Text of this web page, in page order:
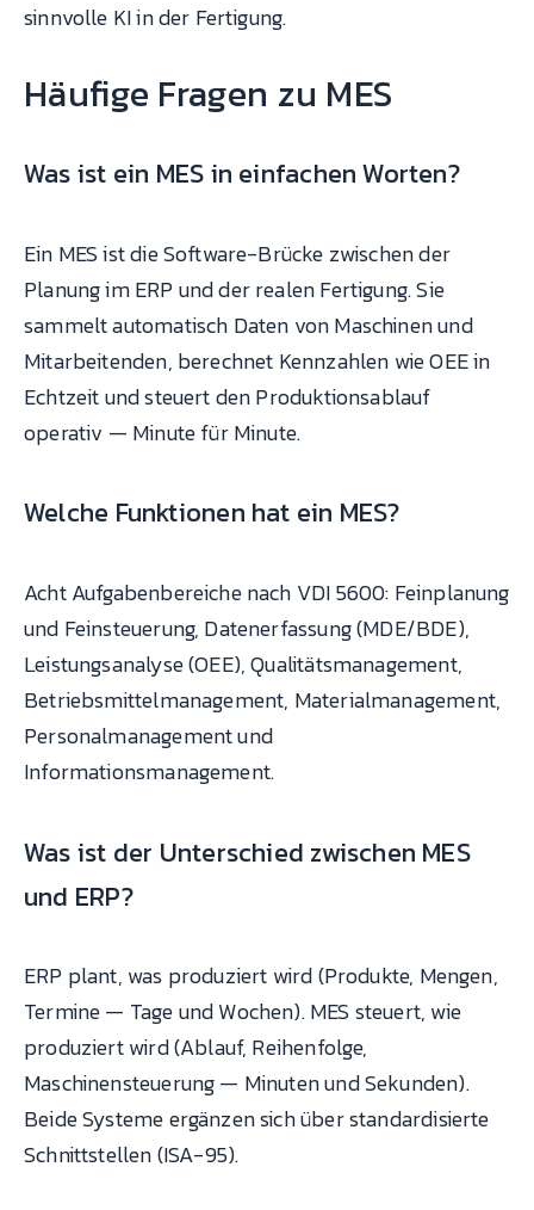
sinnvolle KI in der Fertigung.
Häufige Fragen zu MES
Was ist ein MES in einfachen Worten?
Ein MES ist die Software-Brücke zwischen der
Planung im ERP und der realen Fertigung. Sie
sammelt automatisch Daten von Maschinen und
Mitarbeitenden, berechnet Kennzahlen wie OEE in
Echtzeit und steuert den Produktionsablauf
operativ — Minute für Minute.
Welche Funktionen hat ein MES?
Acht Aufgabenbereiche nach VDI 5600: Feinplanung
und Feinsteuerung, Datenerfassung (MDE/BDE),
Leistungsanalyse (OEE), Qualitätsmanagement,
Betriebsmittelmanagement, Materialmanagement,
Personalmanagement und
Informationsmanagement.
Was ist der Unterschied zwischen MES
und ERP?
ERP plant, was produziert wird (Produkte, Mengen,
Termine — Tage und Wochen). MES steuert, wie
produziert wird (Ablauf, Reihenfolge,
Maschinensteuerung — Minuten und Sekunden).
Beide Systeme ergänzen sich über standardisierte
Schnittstellen (ISA-95).